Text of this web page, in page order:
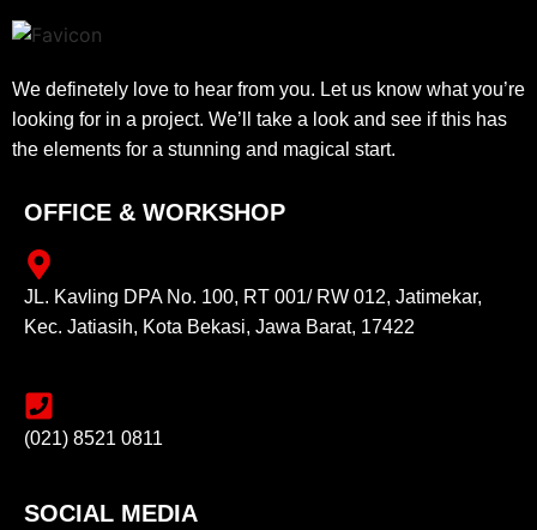
We definetely love to hear from you. Let us know what you’re
looking for in a project. We’ll take a look and see if this has
the elements for a stunning and magical start.
OFFICE & WORKSHOP
JL. Kavling DPA No. 100, RT 001/ RW 012, Jatimekar,
Kec. Jatiasih, Kota Bekasi, Jawa Barat, 17422
(021) 8521 0811
SOCIAL MEDIA